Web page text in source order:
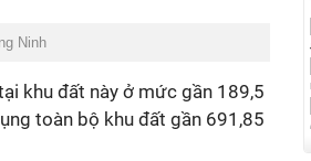
Ninh
khu đất này ở mức gần 189,5
toàn bộ khu đất gần 691,85